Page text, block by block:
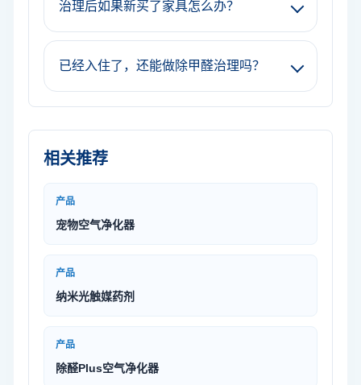
治理后如果新买了家具怎么办？
已经入住了，还能做除甲醛治理吗？
相关推荐
产品
宠物空气净化器
产品
纳米光触媒药剂
产品
除醛Plus空气净化器